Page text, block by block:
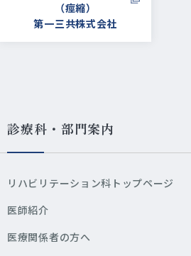
（痙縮）
第一三共株式会社
診療科・部門案内
リハビリテーション科トップページ
医師紹介
医療関係者の方へ